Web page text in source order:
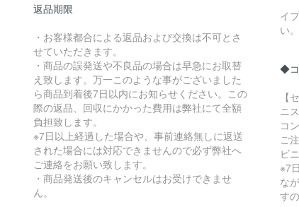
返品期限
・お客様都合による返品および交換は不可とさ
せていただきます。
・商品の誤発送や不良品の場合は早急にお取替
え致します。万一このような事がございました
ら商品到着後7日以内にお知らせください。この
際の返品、回収にかかった費用は弊社にて全額
負担致します。
※7日以上経過した場合や、事前連絡無しに返送
された場合には対応できませんので必ず弊社へ
ご連絡をお願い致します。
・商品発送後のキャンセルはお受けできませ
ん。
イ
い。
◆コ
【
ニ
コ
ご
ビ
※7
な
す